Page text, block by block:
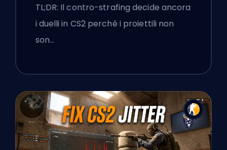
TL;DR: Il contro-strafing decide ancora
i duelli in CS2 perché i proiettili non
son…